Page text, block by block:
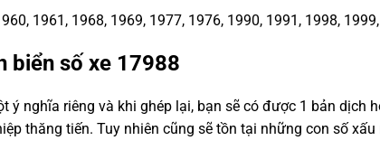
1961, 1968, 1969, 1977, 1976, 1990, 1991, 1998,
biển số xe 17988
nghĩa riêng và khi ghép lại, bạn sẽ có được 1 bản dịch
thăng tiến. Tuy nhiên cũng sẽ tồn tại những con số